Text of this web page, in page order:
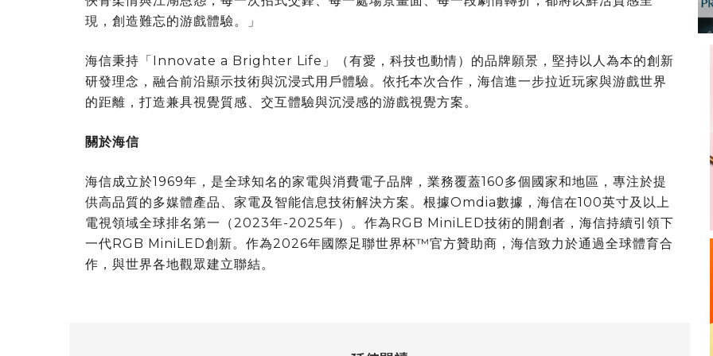
現，創造難忘的游戲體驗。」
海信秉持「Innovate a Brighter Life」（有愛，科技也動情）的品牌願景，堅持以人為本的創新
研發理念，融合前沿顯示技術與沉浸式用戶體驗。依托本次合作，海信進一步拉近玩家與游戲世界
的距離，打造兼具視覺質感、交互體驗與沉浸感的游戲視覺方案。
關於海信
海信成立於1969年，是全球知名的家電與消費電子品牌，業務覆蓋160多個國家和地區，專注於提
供高品質的多媒體產品、家電及智能信息技術解決方案。根據Omdia數據，海信在100英寸及以上
電視領域全球排名第一（2023年-2025年）。作為RGB MiniLED技術的開創者，海信持續引領下
一代RGB MiniLED創新。作為2026年國際足聯世界杯™官方贊助商，海信致力於通過全球體育合
作，與世界各地觀眾建立聯結。